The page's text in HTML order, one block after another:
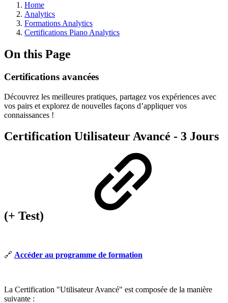
Home
Analytics
Formations Analytics
Certifications Piano Analytics
On this Page
Certifications avancées
Découvrez les meilleures pratiques, partagez vos expériences avec
vos pairs et explorez de nouvelles façons d’appliquer vos
connaissances !
Certification Utilisateur Avancé - 3 Jours
(+ Test)
🔗 Accéder au programme de formation
La Certification "Utilisateur Avancé" est composée de la manière
suivante :